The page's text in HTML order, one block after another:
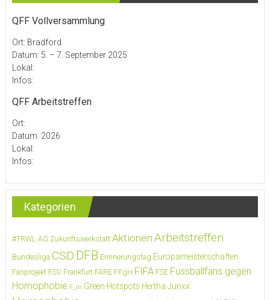
QFF Vollversammlung
Ort: Bradford
Datum: 5. – 7. September 2025
Lokal:
Infos:
QFF Arbeitstreffen
Ort:
Datum: 2026
Lokal:
Infos:
Kategorien
#TRWL AG Zukunftswerkstatt Aktionen Arbeitstreffen
Bundesliga CSD DFB Erinnerungstag Europameisterschaften
Fanprojekt FSV Frankfurt FARE FFgH FIFA FSE Fussballfans gegen
Homophobie F_in Green Hotspots Hertha Junxx